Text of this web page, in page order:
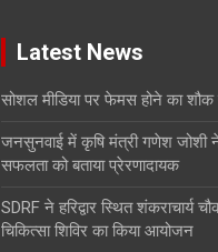
Latest News
सोशल मीडिया पर फेमस होने का शौक
जनसुनवाई में कृषि मंत्री गणेश जोशी
सफलता को बताया प्रेरणादायक
SDRF ने हरिद्वार स्थित शंकराचार्य
चिकित्सा शिविर का किया आयोजन